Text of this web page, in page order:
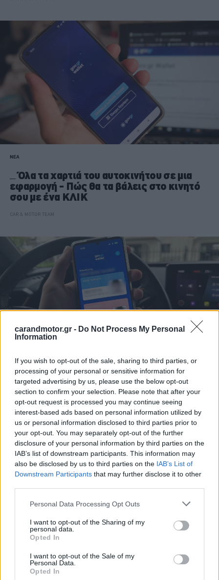
carandmotor.gr - Do Not Process My Personal
Information
If you wish to opt-out of the sale, sharing to third parties, or
processing of your personal or sensitive information for
targeted advertising by us, please use the below opt-out
section to confirm your selection. Please note that after your
opt-out request is processed you may continue seeing
interest-based ads based on personal information utilized by
us or personal information disclosed to third parties prior to
your opt-out. You may separately opt-out of the further
disclosure of your personal information by third parties on the
IAB’s list of downstream participants. This information may
also be disclosed by us to third parties on the IAB’s List of
Downstream Participants that may further disclose it to other
Please note that this website/app uses one or more Google
not limited to your visit or usage behaviour. You may click to
grant or deny consent to Google and its third-party tags to
use your data for below specified purposes in below Google
consent section.
Personal Data Processing Opt Outs
I want to opt-out of the Sharing of my
personal data.
Opted In
I want to opt-out of the Sale of my
Personal Data.
Opted In
ΝΕΑ
Όλα τα χαρτιά του αυτοκινήτου σε μια
εφαρμογή - Πώς θα τα βάλεις στο κινητό
σου με ένα ΚΛΙΚ
CAR & MOTOR TEAM
ΝΕΑ
Τέλος η ταλαιπωρία για τους οδηγούς -Οι
πέντε μεγάλες αλλαγές που καταργούν τα
χαρτιά απο το αυτοκίνητο
ΑΝΑΣΤΑΣΗΣ ΓΑΛΑΝΗΣ